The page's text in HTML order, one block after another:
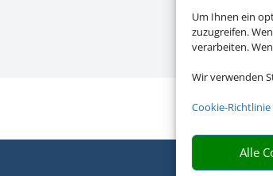
Um Ihnen ein
zuzugreifen.
verarbeiten.
Wir verwenden
Cookie-Richtlinie
Alle